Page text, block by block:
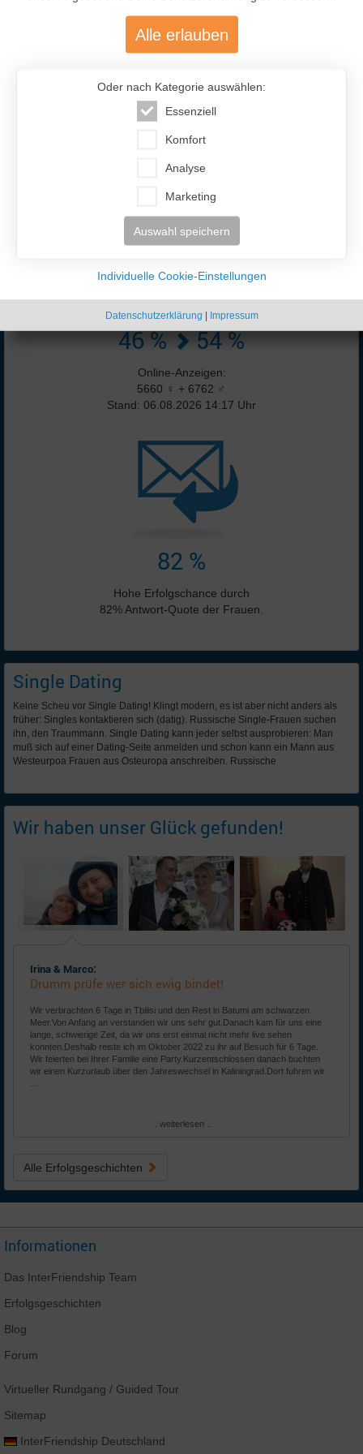
477.200
Über 477.200 aktive Mitglieder
46 % 54 %
Online-Anzeigen:
5660 ♀ + 6762 ♂
Stand: 06.08.2026 14:17 Uhr
82 %
Hohe Erfolgschance durch
82% Antwort-Quote der Frauen.
Single Dating
Keine Scheu vor Single Dating! Klingt modern, es ist aber nicht anders als
früher: Singles kontaktieren sich (datig). Russische Single-Frauen suchen
ihn, den Traummann. Single Dating kann jeder selbst ausprobieren: Man
muß sich auf einer Dating-Seite anmelden und schon kann ein Mann aus
Westeurpoa Frauen aus Osteuropa anschreiben. Russische
Wir haben unser Glück gefunden!
Irina & Marco:
Drumm prüfe wer sich ewig bindet!
Wir verbrachten 6 Tage in Tbilisi und den Rest in Batumi am schwarzen
Meer.Von Anfang an verstanden wir uns sehr gut.Danach kam für uns eine
lange, schwierige Zeit, da wir uns erst einmal nicht mehr live sehen
konnten.Deshalb reiste ich im Oktober 2022 zu ihr auf Besuch für 6 Tage.
Wir feierten bei Ihrer Familie eine Party.Kurzentschlossen danach buchten
wir einen Kurzurlaub über den Jahreswechsel in Kaliningrad.Dort fuhren wir
.. weiterlesen ..
Alle Erfolgsgeschichten
Informationen
Das InterFriendship Team
Erfolgsgeschichten
Blog
Forum
Virtueller Rundgang / Guided Tour
Sitemap
InterFriendship Deutschland
Alle erlauben
Oder nach Kategorie auswählen:
Essenziell
Komfort
Analyse
Marketing
Auswahl speichern
Individuelle Cookie-Einstellungen
Datenschutzerklärung | Impressum